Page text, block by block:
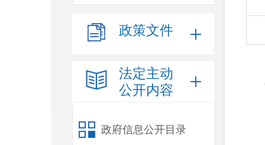
政策文件
法定主动
公开内容
政府信息公开目录